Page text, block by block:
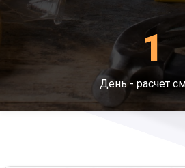
взять всю ответственность
работ. Они занимаются этим
первый год, а потому точно
и нюансы при работе с
возведения.
1
День - расчет